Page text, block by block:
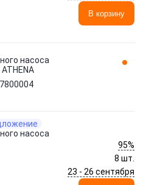
В корзину
насоса
насоса
95%
8 шт.
23 - 26 сентября